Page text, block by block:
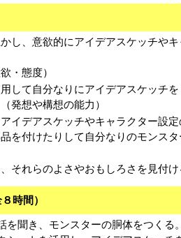
し、意欲的にアイデアスケッチや
・態度）
して自分なりにアイデアスケッチ
発想や構想の能力）
イデアスケッチやキャラクター設
を付けたりして自分なりのモンス
それらのよさやおもしろさを見付
時間）
を聞き、モンスターの胴体をつくる